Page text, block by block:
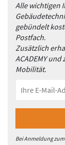
Alle wichtigen
gebündelt
Postfach.
Zusätzlich
ACADEMY
Mobilität.
Bei Anmeldung